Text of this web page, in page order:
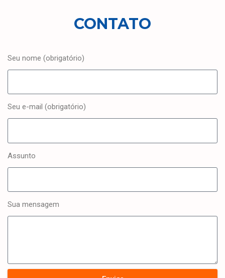
CONTATO
Seu nome (obrigatório)
Seu e-mail (obrigatório)
Assunto
Sua mensagem